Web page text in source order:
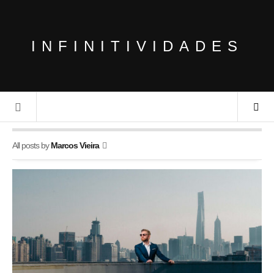
INFINITIVIDADES
All posts byMarcos Vieira